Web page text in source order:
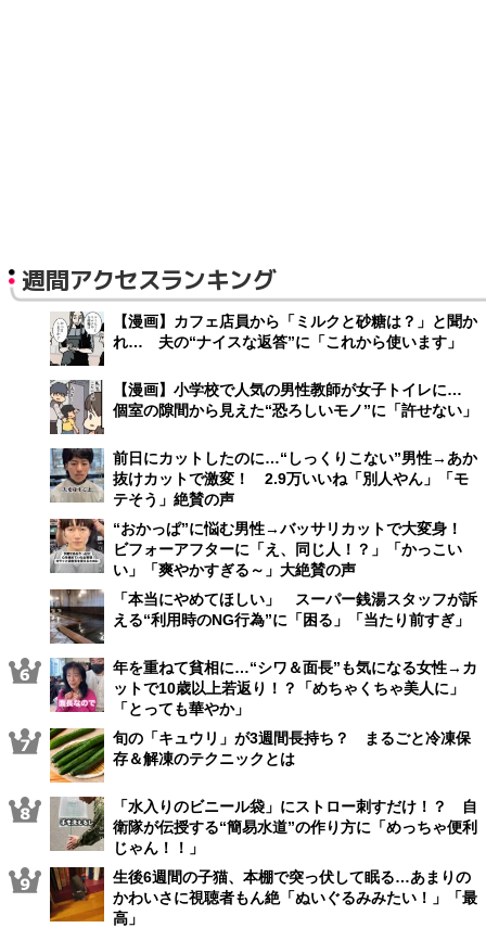
週間アクセスランキング
【漫画】カフェ店員から「ミルクと砂糖は？」と聞か
れ… 夫の“ナイスな返答”に「これから使います」
【漫画】小学校で人気の男性教師が女子トイレに…
個室の隙間から見えた“恐ろしいモノ”に「許せない」
前日にカットしたのに…“しっくりこない”男性→あか
抜けカットで激変！ 2.9万いいね「別人やん」「モ
テそう」絶賛の声
“おかっぱ”に悩む男性→バッサリカットで大変身！
ビフォーアフターに「え、同じ人！？」「かっこい
い」「爽やかすぎる～」大絶賛の声
「本当にやめてほしい」 スーパー銭湯スタッフが訴
える“利用時のNG行為”に「困る」「当たり前すぎ」
年を重ねて貧相に…“シワ＆面長”も気になる女性→カ
ットで10歳以上若返り！？「めちゃくちゃ美人に」
「とっても華やか」
旬の「キュウリ」が3週間長持ち？ まるごと冷凍保
存＆解凍のテクニックとは
「水入りのビニール袋」にストロー刺すだけ！？ 自
衛隊が伝授する“簡易水道”の作り方に「めっちゃ便利
じゃん！！」
生後6週間の子猫、本棚で突っ伏して眠る…あまりの
かわいさに視聴者もん絶「ぬいぐるみみたい！」「最
高」